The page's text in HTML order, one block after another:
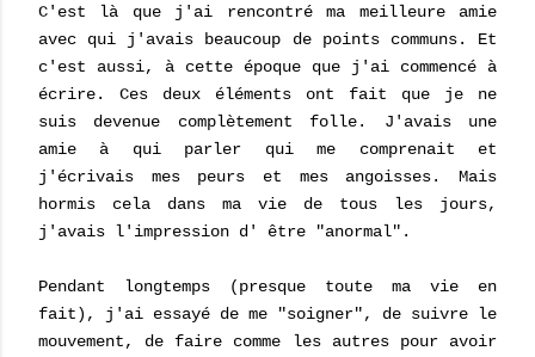
C'est là que j'ai rencontré ma meilleure amie
avec qui j'avais beaucoup de points communs. Et
c'est aussi, à cette époque que j'ai commencé à
écrire. Ces deux éléments ont fait que je ne
suis devenue complètement folle. J'avais une
amie à qui parler qui me comprenait et
j'écrivais mes peurs et mes angoisses. Mais
hormis cela dans ma vie de tous les jours,
j'avais l'impression d' être "anormal".
Pendant longtemps (presque toute ma vie en
fait), j'ai essayé de me "soigner", de suivre le
mouvement, de faire comme les autres pour avoir